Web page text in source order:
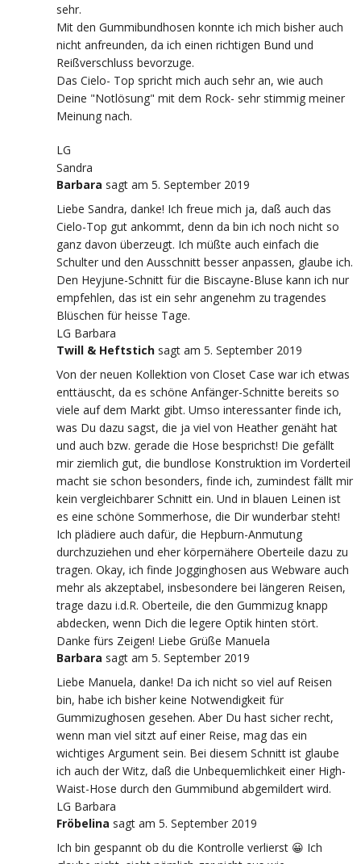
sehr.
Mit den Gummibundhosen konnte ich mich bisher auch
nicht anfreunden, da ich einen richtigen Bund und
Reißverschluss bevorzuge.
Das Cielo- Top spricht mich auch sehr an, wie auch
Deine "Notlösung" mit dem Rock- sehr stimmig meiner
Meinung nach.
LG
Sandra
Barbara sagt am 5. September 2019
Liebe Sandra, danke! Ich freue mich ja, daß auch das
Cielo-Top gut ankommt, denn da bin ich noch nicht so
ganz davon überzeugt. Ich müßte auch einfach die
Schulter und den Ausschnitt besser anpassen, glaube ich.
Den Heyjune-Schnitt für die Biscayne-Bluse kann ich nur
empfehlen, das ist ein sehr angenehm zu tragendes
Blüschen für heisse Tage.
LG Barbara
Twill & Heftstich sagt am 5. September 2019
Von der neuen Kollektion von Closet Case war ich etwas
enttäuscht, da es schöne Anfänger-Schnitte bereits so
viele auf dem Markt gibt. Umso interessanter finde ich,
was Du dazu sagst, die ja viel von Heather genäht hat
und auch bzw. gerade die Hose besprichst! Die gefällt
mir ziemlich gut, die bundlose Konstruktion im Vorderteil
macht sie schon besonders, finde ich, zumindest fällt mir
kein vergleichbarer Schnitt ein. Und in blauen Leinen ist
es eine schöne Sommerhose, die Dir wunderbar steht!
Ich plädiere auch dafür, die Hepburn-Anmutung
durchzuziehen und eher körpernähere Oberteile dazu zu
tragen. Okay, ich finde Jogginghosen aus Webware auch
mehr als akzeptabel, insbesondere bei längeren Reisen,
trage dazu i.d.R. Oberteile, die den Gummizug knapp
abdecken, wenn Dich die legere Optik hinten stört.
Danke fürs Zeigen! Liebe Grüße Manuela
Barbara sagt am 5. September 2019
Liebe Manuela, danke! Da ich nicht so viel auf Reisen
bin, habe ich bisher keine Notwendigkeit für
Gummizughosen gesehen. Aber Du hast sicher recht,
wenn man viel sitzt auf einer Reise, mag das ein
wichtiges Argument sein. Bei diesem Schnitt ist glaube
ich auch der Witz, daß die Unbequemlichkeit einer High-
Waist-Hose durch den Gummibund abgemildert wird.
LG Barbara
Fröbelina sagt am 5. September 2019
Ich bin gespannt ob du die Kontrolle verlierst 😀 Ich